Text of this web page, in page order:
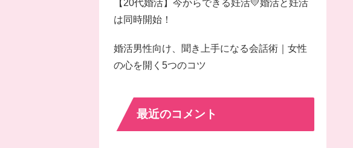
【20代婚活】今からできる妊活💛婚活と妊活
は同時開始！
婚活男性向け、聞き上手になる会話術｜女性
の心を開く5つのコツ
最近のコメント